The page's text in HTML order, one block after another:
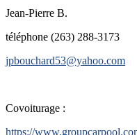
Jean-Pierre B.
téléphone (263) 288-3173
jpbouchard53@yahoo.com
Covoiturage :
https://